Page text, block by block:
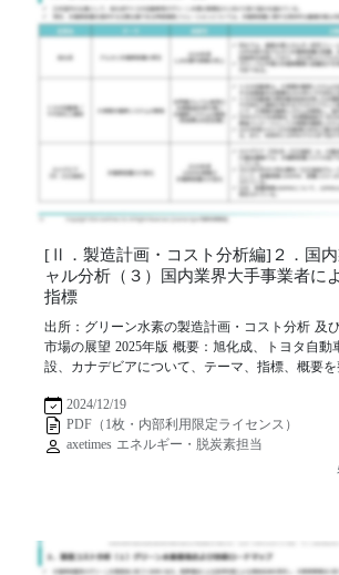
[Ⅱ．製造計画・コスト分析編]２．国
ャル分析（３）国内業界大手事業者に
指標
出所：グリーン水素の製造計画・コスト分析 及
市場の展望 2025年版 概要：旭化成、トヨタ自動
設、カナデビアについて、テーマ、指標、概要を
2024/12/19
PDF（1枚・内部利用限定ライセンス）
axetimes エネルギー・脱炭素担当